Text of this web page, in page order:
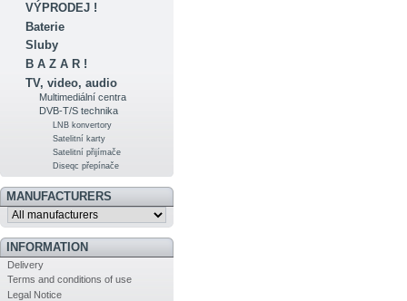
VÝPRODEJ !
Baterie
Sluby
B A Z A R !
TV, video, audio
Multimediální centra
DVB-T/S technika
LNB konvertory
Satelitní karty
Satelitní přijímače
Diseqc přepínače
MANUFACTURERS
INFORMATION
Delivery
Terms and conditions of use
Legal Notice